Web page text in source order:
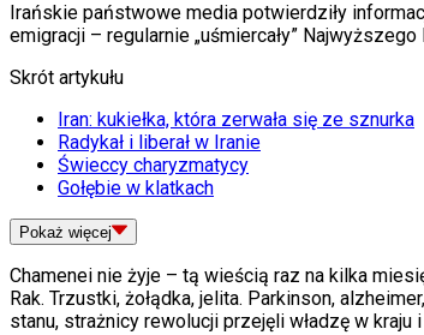
Irańskie państwowe media potwierdziły
emigracji – regularnie „uśmiercały”
Skrót artykułu
Iran: kukiełka, która zerwała się ze sznurka
Radykał i liberał w Iranie
Świeccy charyzmatycy
Gołębie w klatkach
Pokaż więcej
Chamenei nie żyje – tą wieścią raz na kilka
Rak. Trzustki, żołądka, jelita. Parkinson,
stanu, strażnicy rewolucji przejęli władzę w kraju